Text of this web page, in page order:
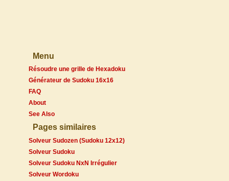
Menu
Résoudre une grille de Hexadoku
Générateur de Sudoku 16x16
FAQ
About
See Also
Pages similaires
Solveur Sudozen (Sudoku 12x12)
Solveur Sudoku
Solveur Sudoku NxN Irrégulier
Solveur Wordoku